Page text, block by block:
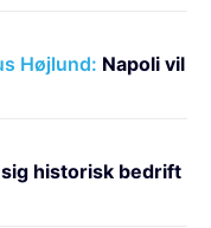
Højlund: Napoli vil
historisk bedrift